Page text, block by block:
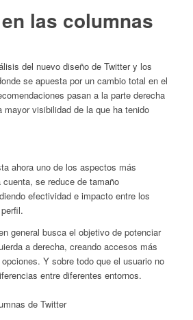
las columnas
del nuevo diseño de Twitter y los
se apuesta por un cambio total en el
pasan a la parte derecha
mayor visibilidad de la que ha tenido
ahora uno de los aspectos más
se reduce de tamaño
efectividad e impacto entre los
general busca el objetivo de potenciar
a derecha, creando accesos más
Y sobre todo que el usuario no
entre diferentes entornos.